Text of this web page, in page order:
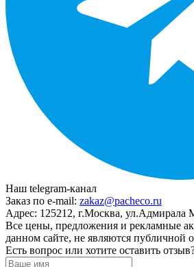
Наш telegram-канал
Заказ по e-mail: zakaz@pacheco.ru
Адрес: 125212, г.Москва, ул.Адмирала
Все цены, предложения и рекламные
данном сайте, не являются публичной
Есть вопрос или хотите оставить